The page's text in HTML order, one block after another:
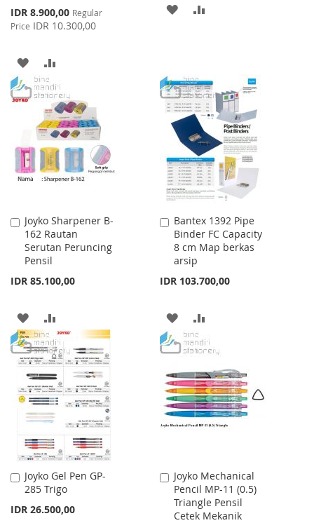
Special
Price
IDR 8.900,00 Regular
Price IDR 10.300,00
ADD
TO
WISH
LIST
TO
COMPARE
ADD
LIST
Joyko Sharpener B-
162 Rautan
Serutan Peruncing
Pensil
IDR 85.100,00
Add
to
Cart
ADD
TO
WISH
LIST
TO
COMPARE
Bantex 1392 Pipe
Binder FC Capacity
8 cm Map berkas
arsip
IDR 103.700,00
Add
to
Cart
ADD
TO
LIST
TO
Joyko Gel Pen GP-
285 Trigo
IDR 26.500,00
Add
to
Joyko Mechanical
Pencil MP-11 (0.5)
Triangle Pensil
Cetek Mekanik
Add
to
Cart